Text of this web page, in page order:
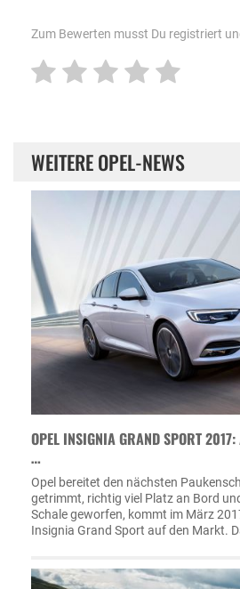
Zum Bewerten musst Du registriert
WEITERE OPEL-NEWS
OPEL INSIGNIA GRAND SPORT
…
Opel bereitet den nächsten
getrimmt, richtig viel Platz an Bord
Schale geworfen, kommt im März
Insignia Grand Sport auf den Markt.